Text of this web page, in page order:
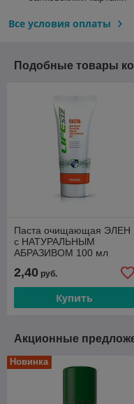
Все условия оплаты
Подобные товары
Паста очищающая ЭЛЕН
с НАТУРАЛЬНЫМ
АБРАЗИВОМ 100 мл
2,40 руб.
Купить
Акционные
Новинка